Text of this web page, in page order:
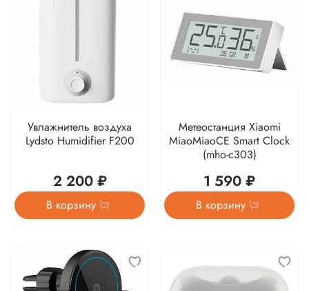
Увлажнитель воздуха
Lydsto Humidifier F200
2 200 ₽
В корзину
Метеостанция Xiaomi
MiaoMiaoCE Smart Clock
(mho-c303)
1 590 ₽
В корзину